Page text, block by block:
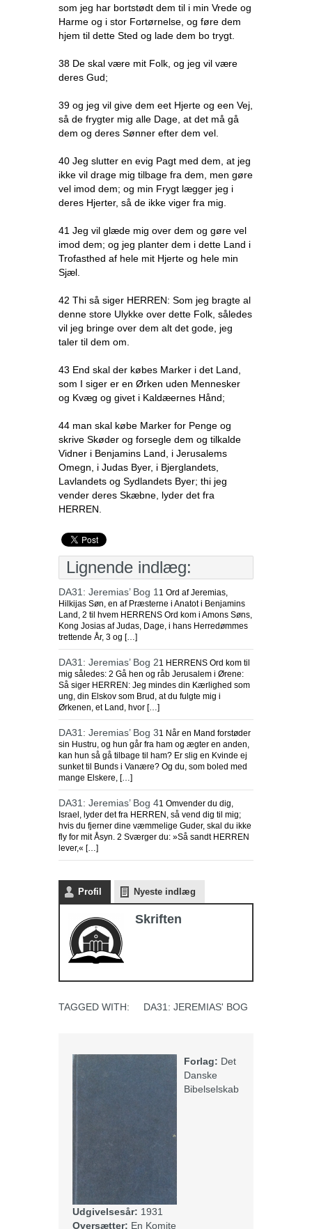
som jeg har bortstødt dem til i min Vrede og
Harme og i stor Fortørnelse, og føre dem
hjem til dette Sted og lade dem bo trygt.
38 De skal være mit Folk, og jeg vil være
deres Gud;
39 og jeg vil give dem eet Hjerte og een Vej,
så de frygter mig alle Dage, at det må gå
dem og deres Sønner efter dem vel.
40 Jeg slutter en evig Pagt med dem, at jeg
ikke vil drage mig tilbage fra dem, men gøre
vel imod dem; og min Frygt lægger jeg i
deres Hjerter, så de ikke viger fra mig.
41 Jeg vil glæde mig over dem og gøre vel
imod dem; og jeg planter dem i dette Land i
Trofasthed af hele mit Hjerte og hele min
Sjæl.
42 Thi så siger HERREN: Som jeg bragte al
denne store Ulykke over dette Folk, således
vil jeg bringe over dem alt det gode, jeg
taler til dem om.
43 End skal der købes Marker i det Land,
som I siger er en Ørken uden Mennesker
og Kvæg og givet i Kaldæernes Hånd;
44 man skal købe Marker for Penge og
skrive Skøder og forsegle dem og tilkalde
Vidner i Benjamins Land, i Jerusalems
Omegn, i Judas Byer, i Bjerglandets,
Lavlandets og Sydlandets Byer; thi jeg
vender deres Skæbne, lyder det fra
HERREN.
Lignende indlæg:
DA31: Jeremias’ Bog 1 1 Ord af Jeremias,
Hilkijas Søn, en af Præsterne i Anatot i Benjamins
Land, 2 til hvem HERRENS Ord kom i Amons Søns,
Kong Josias af Judas, Dage, i hans Herredømmes
trettende År, 3 og […]
DA31: Jeremias’ Bog 21 HERRENS Ord kom til
mig således: 2 Gå hen og råb Jerusalem i Ørene:
Så siger HERREN: Jeg mindes din Kærlighed som
ung, din Elskov som Brud, at du fulgte mig i
Ørkenen, et Land, hvor […]
DA31: Jeremias’ Bog 31 Når en Mand forstøder
sin Hustru, og hun går fra ham og ægter en anden,
kan hun så gå tilbage til ham? Er slig en Kvinde ej
sunket til Bunds i Vanære? Og du, som boled med
mange Elskere, […]
DA31: Jeremias’ Bog 41 Omvender du dig,
Israel, lyder det fra HERREN, så vend dig til mig;
hvis du fjerner dine væmmelige Guder, skal du ikke
fly for mit Åsyn. 2 Sværger du: »Så sandt HERREN
lever,« […]
Profil Nyeste indlæg
Skriften
TAGGED WITH: DA31: JEREMIAS' BOG
Forlag: Det
Danske
Bibelselskab
Udgivelsesår: 1931
Oversætter: En Komite